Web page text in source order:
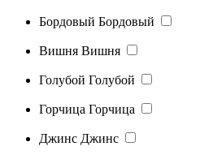
Бордовый Бордовый
Вишня Вишня
Голубой Голубой
Горчица Горчица
Джинс Джинс